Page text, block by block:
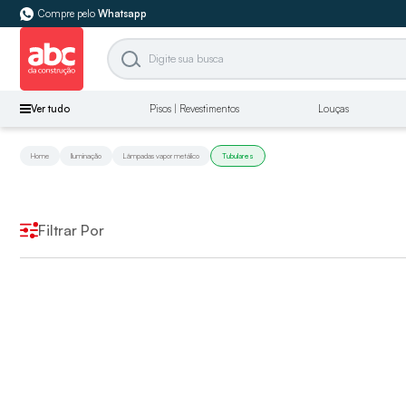
Compre pelo Whatsapp
Ver tudo Pisos | Revestimentos Louças
Home Iluminação Lâmpadas vapor metálico Tubulares
Filtrar Por